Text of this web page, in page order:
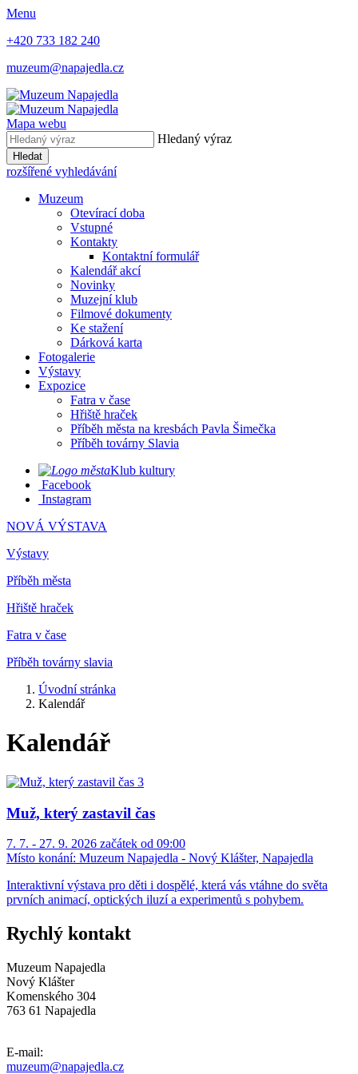
Menu
+420 733 182 240
muzeum@napajedla.cz
Mapa webu
Hledaný výraz
Hledat
rozšířené vyhledávání
Muzeum
Otevírací doba
Vstupné
Kontakty
Kontaktní formulář
Kalendář akcí
Novinky
Muzejní klub
Filmové dokumenty
Ke stažení
Dárková karta
Fotogalerie
Výstavy
Expozice
Fatra v čase
Hřiště hraček
Příběh města na kresbách Pavla Šimečka
Příběh továrny Slavia
Klub kultury
Facebook
Instagram
NOVÁ VÝSTAVA
Výstavy
Příběh města
Hřiště hraček
Fatra v čase
Příběh továrny slavia
Úvodní stránka
Kalendář
Kalendář
Muž, který zastavil čas
7. 7. - 27. 9. 2026 začátek od 09:00
Místo konání: Muzeum Napajedla - Nový Klášter, Napajedla
Interaktivní výstava pro děti i dospělé, která vás vtáhne do světa
prvních animací, optických iluzí a experimentů s pohybem.
Rychlý kontakt
Muzeum Napajedla
Nový Klášter
Komenského 304
763 61 Napajedla
E-mail:
muzeum@napajedla.cz